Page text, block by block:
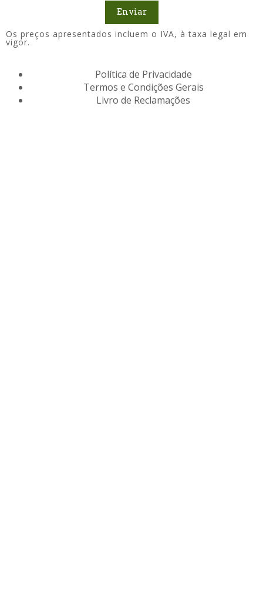
Enviar
Os preços apresentados incluem o IVA, à taxa legal em
vigor.
Política de Privacidade
Termos e Condições Gerais
Livro de Reclamações